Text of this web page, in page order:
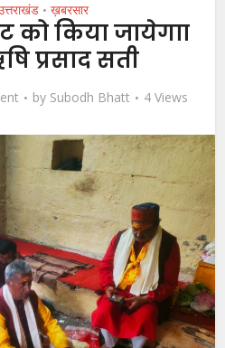
• ख़बरसार
को किया जायेगाा
प्रसाद सती
by Subodh Bhatt 4 Views